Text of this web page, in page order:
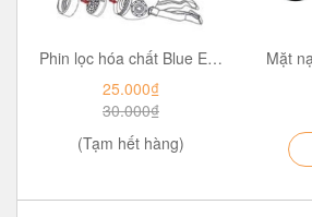
Phin lọc hóa chất Blue Eagle RC202
25.000₫
30.000₫
(Tạm hết hàng)